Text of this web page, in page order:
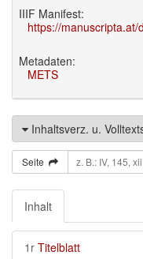
IIIF Manifest:
https://manuscripta.at/
Metadaten:
METS
Inhaltsverz. u.
Seite
Inhalt
1r Titelblatt